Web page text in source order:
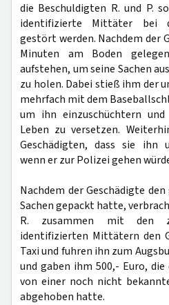
die Beschuldigten R. und P.
identifizierte Mittäter bei
gestört werden. Nachdem der
Minuten am Boden
aufstehen, um seine Sachen
zu holen. Dabei stieß ihm der
mehrfach mit dem
um ihn einzuschüchtern
Leben zu versetzen.
Geschädigten, dass sie ihn
wenn er zur Polizei gehen
Nachdem der Geschädigte
Sachen gepackt hatte,
R. zusammen mit den
identifizierten Mittätern den
Taxi und fuhren ihn zum
und gaben ihm 500,- Euro,
von einer noch nicht
abgehoben hatte.